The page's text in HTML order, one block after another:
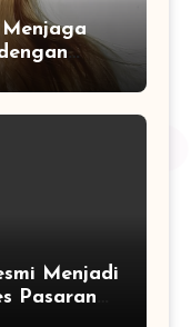
Menjadi
Pasaran